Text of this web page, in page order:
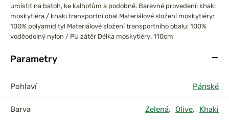
umístit na batoh, ke kalhotům a podobně. Barevné provedení: khaki
moskytiéra / khaki transportní obal Materiálové složení moskytiéry:
100% polyamid tyl Materiálové složení transportního obalu: 100%
voděodolný nylon / PU zátěr Délka moskytiéry: 110cm
Parametry
Pohlaví Pánské
Barva Zelená, Olive, Khaki